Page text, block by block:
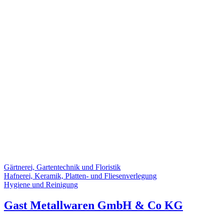
Gärtnerei, Gartentechnik und Floristik
Hafnerei, Keramik, Platten- und Fliesenverlegung
Hygiene und Reinigung
Gast Metallwaren GmbH & Co KG